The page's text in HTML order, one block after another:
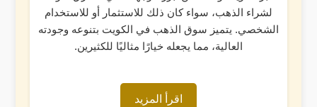
لشراء الذهب، سواء كان ذلك للاستثمار أو للاستخدام
الشخصي. يتميز سوق الذهب في الكويت بتنوعه وجودته
العالية، مما يجعله خيارًا مثاليًا للكثيرين.
اقرأ المزيد